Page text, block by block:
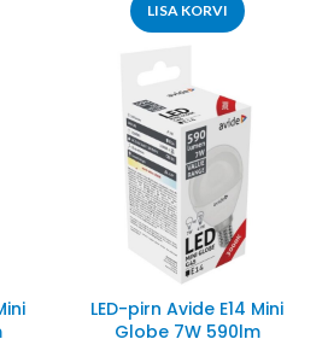
LISA KORVI
LED-pirn Avide E14 Mini
Globe 7W 590lm